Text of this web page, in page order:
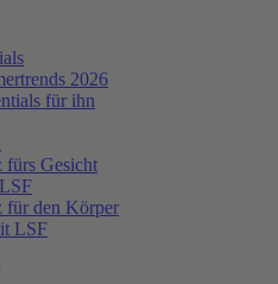
2026
für ihn
fürs Gesicht
für den Körper
LSF